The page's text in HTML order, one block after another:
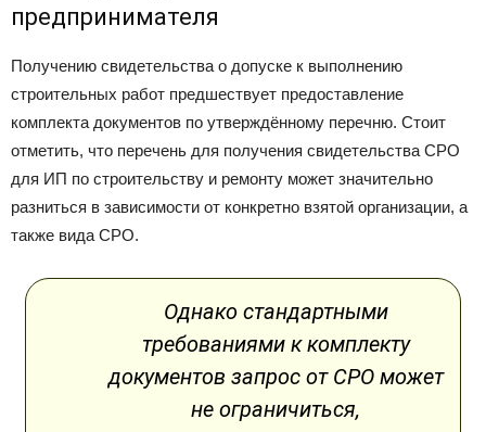
предпринимателя
Получению свидетельства о допуске к выполнению
строительных работ предшествует предоставление
комплекта документов по утверждённому перечню. Стоит
отметить, что перечень для получения свидетельства СРО
для ИП по строительству и ремонту может значительно
разниться в зависимости от конкретно взятой организации, а
также вида СРО.
Однако стандартными
требованиями к комплекту
документов запрос от СРО может
не ограничиться,